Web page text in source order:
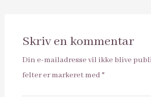
Skriv en kommentar
Din e-mailadresse vil ikke blive
felter er markeret med *